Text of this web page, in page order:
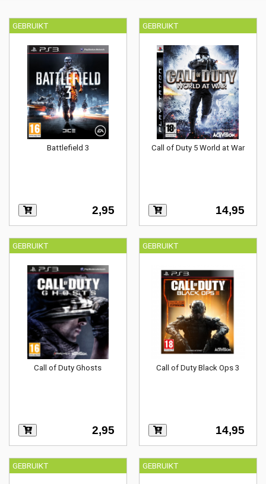
GEBRUIKT
Battlefield 3
2,95
GEBRUIKT
Call of Duty 5 World at War
14,95
GEBRUIKT
Call of Duty Ghosts
2,95
GEBRUIKT
Call of Duty Black Ops 3
14,95
GEBRUIKT GEBRUIKT